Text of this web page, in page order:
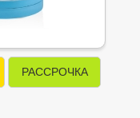
РАССРОЧКА